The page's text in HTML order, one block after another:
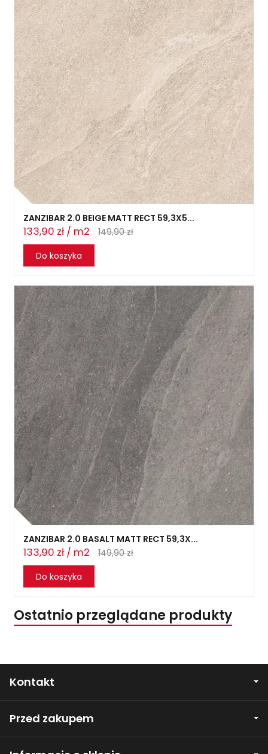
ZANZIBAR 2.0 BEIGE MATT RECT 59,3X5...
133,90 zł / m2
149,90 zł
Do koszyka
ZANZIBAR 2.0 BASALT MATT RECT 59,3X...
133,90 zł / m2
149,90 zł
Do koszyka
Ostatnio przeglądane produkty
Kontakt
Przed zakupem